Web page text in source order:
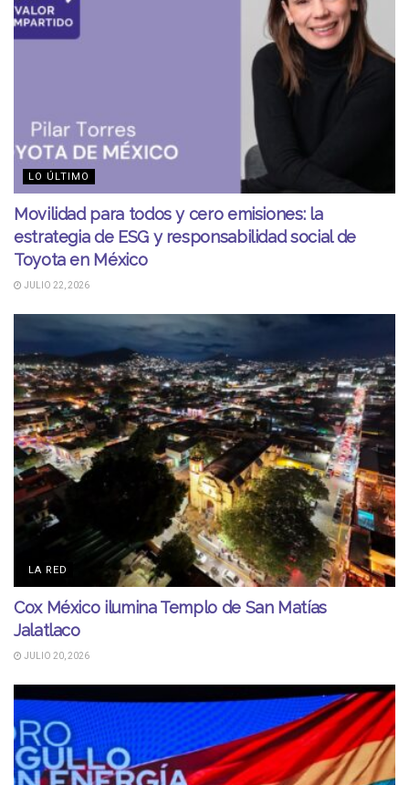
LO ÚLTIMO
Movilidad para todos y cero emisiones: la
estrategia de ESG y responsabilidad social de
Toyota en México
JULIO 22, 2026
LA RED
Cox México ilumina Templo de San Matías
Jalatlaco
JULIO 20, 2026